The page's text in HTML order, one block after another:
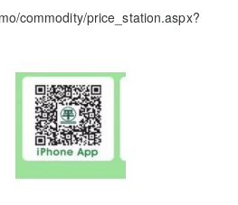
commodity/price_station.aspx?